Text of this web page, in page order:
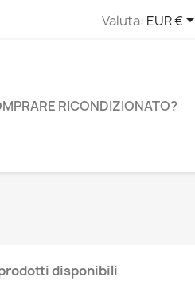
Valuta: EUR €
RICONDIZIONATO?
disponibili